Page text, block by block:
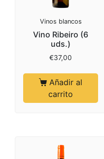
Vinos blancos
Vino Ribeiro (6
uds.)
€37,00
Añadir al
carrito